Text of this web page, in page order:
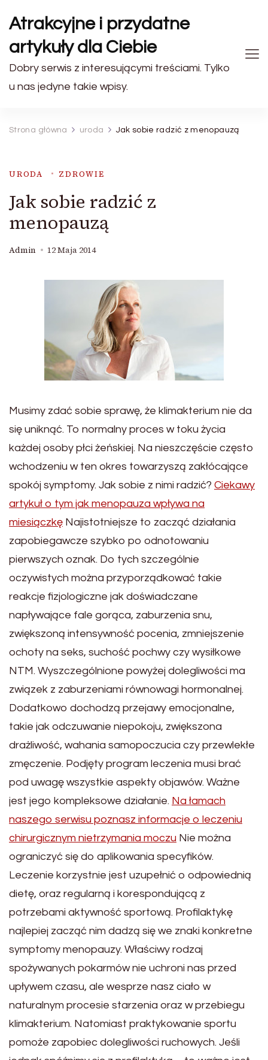
Atrakcyjne i przydatne
artykuły dla Ciebie
Dobry serwis z interesującymi treściami. Tylko
u nas jedyne takie wpisy.
Strona główna uroda Jak sobie radzić z menopauzą
URODA ZDROWIE
Jak sobie radzić z
menopauzą
Admin 12 Maja 2014
Musimy zdać sobie sprawę, że klimakterium nie da
się uniknąć. To normalny proces w toku życia
każdej osoby płci żeńskiej. Na nieszczęście często
wchodzeniu w ten okres towarzyszą zakłócające
spokój symptomy. Jak sobie z nimi radzić? Ciekawy
artykuł o tym jak menopauza wpływa na
miesiączkę Najistotniejsze to zacząć działania
zapobiegawcze szybko po odnotowaniu
pierwszych oznak. Do tych szczególnie
oczywistych można przyporządkować takie
reakcje fizjologiczne jak doświadczane
napływające fale gorąca, zaburzenia snu,
zwiększoną intensywność pocenia, zmniejszenie
ochoty na seks, suchość pochwy czy wysiłkowe
NTM. Wyszczególnione powyżej dolegliwości ma
związek z zaburzeniami równowagi hormonalnej.
Dodatkowo dochodzą przejawy emocjonalne,
takie jak odczuwanie niepokoju, zwiększona
drażliwość, wahania samopoczucia czy przewlekłe
zmęczenie. Podjęty program leczenia musi brać
pod uwagę wszystkie aspekty objawów. Ważne
jest jego kompleksowe działanie. Na łamach
naszego serwisu poznasz informacje o leczeniu
chirurgicznym nietrzymania moczu Nie można
ograniczyć się do aplikowania specyfików.
Leczenie korzystnie jest uzupełnić o odpowiednią
dietę, oraz regularną i korespondującą z
potrzebami aktywność sportową. Profilaktykę
najlepiej zacząć nim dadzą się we znaki konkretne
symptomy menopauzy. Właściwy rodzaj
spożywanych pokarmów nie uchroni nas przed
upływem czasu, ale wesprze nasz ciało w
naturalnym procesie starzenia oraz w przebiegu
klimakterium. Natomiast praktykowanie sportu
pomoże zapobiec dolegliwości ruchowych. Jeśli